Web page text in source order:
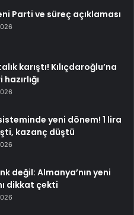
Parti ve süreç açıklaması
karıştı! Kılıçdaroğlu’na
yeni dönem! 1 lira
kazanç düştü
değil: Almanya’nın yeni
dikkat çekti